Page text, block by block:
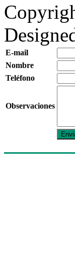
E-mail
Nombre
Teléfono
Observaciones